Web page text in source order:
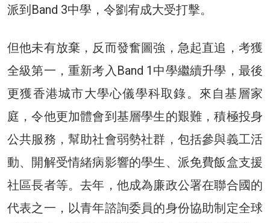
派到Band 3中學，令劉宥成大受打擊。
但他未有放棄，反而發奮圖強，急起直追，考獲
全級第一，重新考入Band 1中學繼續升學，最後
更獲香港城市大學心儀學科取錄。來自基層家
庭，令他更加體會到基層學生的艱難，積極投身
公共服務，幫助社會弱勢社群，包括參與義工活
動、開解受情緒病影響的學生、派免費飯盒支援
社區長者等。去年，他成為廉政公署在聯合國的
代表之一，以青年諮詢委員的身份協助制定全球